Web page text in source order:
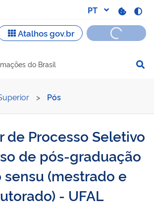
de navegação
do Brasil
de Processo
> Pós
de Processo Seletivo
de pós-graduação
(mestrado e
- UFAL